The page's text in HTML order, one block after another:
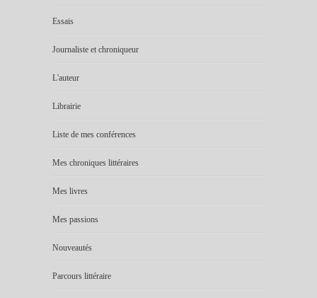
Essais
Journaliste et chroniqueur
L'auteur
Librairie
Liste de mes conférences
Mes chroniques littéraires
Mes livres
Mes passions
Nouveautés
Parcours littéraire